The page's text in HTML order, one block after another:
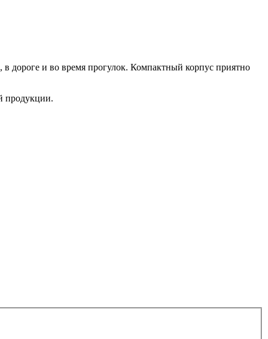
в дороге и во время прогулок. Компактный корпус приятно
продукции.